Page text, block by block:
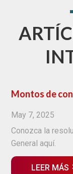
Montos de
May 7, 2025
Conozca la
General aquí.
LEER MÁS